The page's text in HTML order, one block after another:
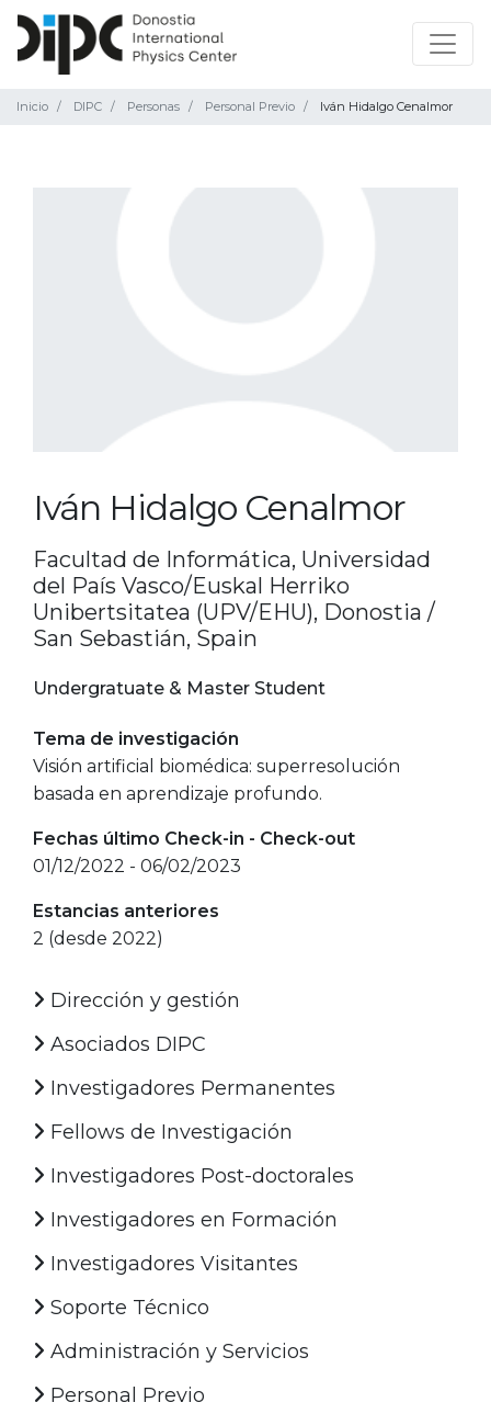
Inicio DIPC Personas Personal Previo Iván Hidalgo Cenalmor
Iván Hidalgo Cenalmor
Facultad de Informática, Universidad
del País Vasco/Euskal Herriko
Unibertsitatea (UPV/EHU), Donostia /
San Sebastián, Spain
Undergratuate & Master Student
Tema de investigación
Visión artificial biomédica: superresolución
basada en aprendizaje profundo.
Fechas último Check-in - Check-out
01/12/2022 - 06/02/2023
Estancias anteriores
2 (desde 2022)
Dirección y gestión
Asociados DIPC
Investigadores Permanentes
Fellows de Investigación
Investigadores Post-doctorales
Investigadores en Formación
Investigadores Visitantes
Soporte Técnico
Administración y Servicios
Personal Previo